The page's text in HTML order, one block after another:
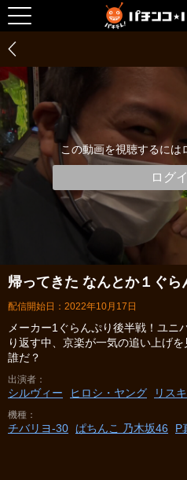
この動画を視聴するには
ログ
帰ってきた なんとか１ぐら
配信開始日：2022年10月17日
メーカー1ぐらんぷり後半戦！ユニ
り返す中、京楽が一気の追い上げ
誰だ？
出演者
シルヴィー ヒロシ・ヤング リス
機種
チバリヨ‐30 ぱちんこ 乃木坂46 P